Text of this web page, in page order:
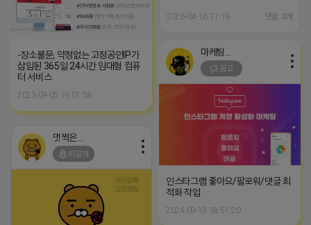
2026-04-16 11:19 댓글: 0개
-장소불문, 약정없는 고정공인IP가
삽입된 365일 24시간 임대형 컴퓨
터 서비스
2023-09-05 19:01:58
광고
인스타그램 좋아요/팔로워/댓글 최
적화 작업
2024-09-19 18:51:20
멋쩍은 튜브
비공개